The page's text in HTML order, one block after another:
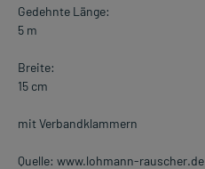
Gedehnte Länge:
5 m
Breite:
15 cm
mit Verbandklammern
Quelle: www.lohmann-rauscher.de